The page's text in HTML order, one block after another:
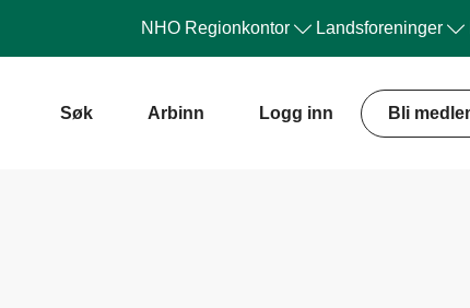
NHO Regionkontor Landsforeninger
Søk Arbinn Logg inn Bli